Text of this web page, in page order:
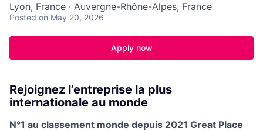
Lyon, France · Auvergne-Rhône-Alpes, France
Posted on May 20, 2026
Apply now
Rejoignez l’entreprise la plus
internationale au monde
N°1 au classement monde depuis 2021 Great Place